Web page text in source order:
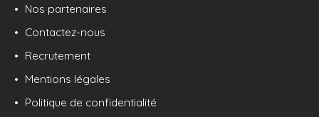
Nos partenaires
Contactez-nous
Recrutement
Mentions légales
Politique de confidentialité